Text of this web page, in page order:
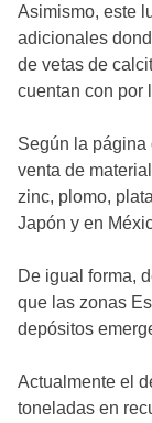
Asimismo, este
adicionales
de vetas de
cuentan con por
Según la página
venta de
zinc, plomo,
Japón y en
De igual forma,
que las zonas
depósitos
Actualmente el
toneladas en